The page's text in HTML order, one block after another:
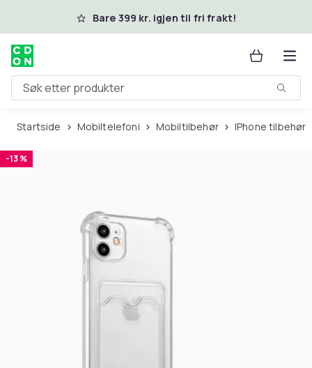
Hopp til hovedinnholdBare 399 kr. igjen til fri frakt!
Søk etter produkter
Startside Mobiltelefoni Mobiltilbehør iPhone tilbehør
-13 %